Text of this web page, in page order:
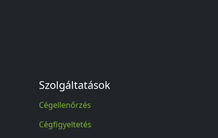
Szolgáltatások
Cégellenőrzés
Cégfigyeltetés